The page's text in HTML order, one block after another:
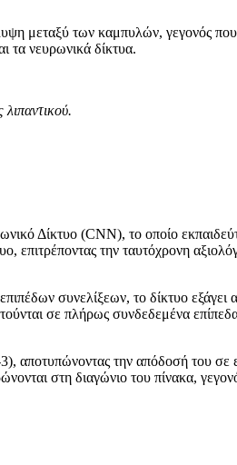
μεταξύ των καμπυλών, γεγονός
τα νευρωνικά δίκτυα.
Δίκτυο (CNN), το οποίο
επιτρέποντας την ταυτόχρονη
συνελίξεων, το δίκτυο εξάγει
σε πλήρως συνδεδεμένα
αποτυπώνοντας την απόδοσή του σε
στη διαγώνιο του πίνακα,